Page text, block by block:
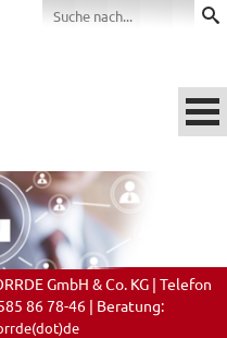
GmbH & Co. KG | Telefon
86 78-46 | Beratung: